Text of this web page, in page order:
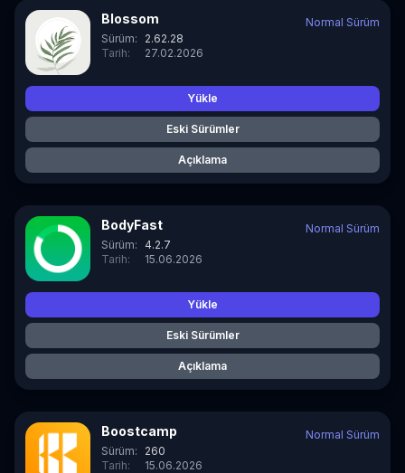
Blossom
Sürüm:
2.62.28
Tarih:
27.02.2026
Normal Sürüm
Yükle
Eski Sürümler
Açıklama
BodyFast
Sürüm:
4.2.7
Tarih:
15.06.2026
Normal Sürüm
Yükle
Eski Sürümler
Açıklama
Boostcamp
Sürüm:
260
Tarih:
15.06.2026
Normal Sürüm